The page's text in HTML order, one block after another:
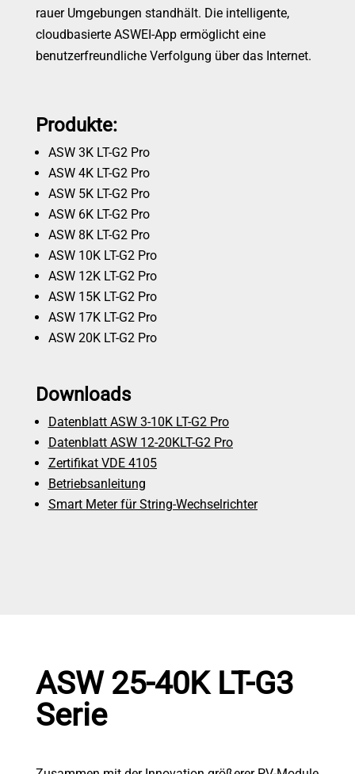
rauer Umgebungen standhält. Die intelligente,
cloudbasierte ASWEI-App ermöglicht eine
benutzerfreundliche Verfolgung über das Internet.
Produkte:
ASW 3K LT-G2 Pro
ASW 4K LT-G2 Pro
ASW 5K LT-G2 Pro
ASW 6K LT-G2 Pro
ASW 8K LT-G2 Pro
ASW 10K LT-G2 Pro
ASW 12K LT-G2 Pro
ASW 15K LT-G2 Pro
ASW 17K LT-G2 Pro
ASW 20K LT-G2 Pro
Downloads
Datenblatt ASW 3-10K LT-G2 Pro
Datenblatt ASW 12-20KLT-G2 Pro
Zertifikat VDE 4105
Betriebsanleitung
Smart Meter für String-Wechselrichter
ASW 25-40K LT-G3
Serie